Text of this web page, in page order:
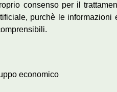
consenso per il
purchè le
economico